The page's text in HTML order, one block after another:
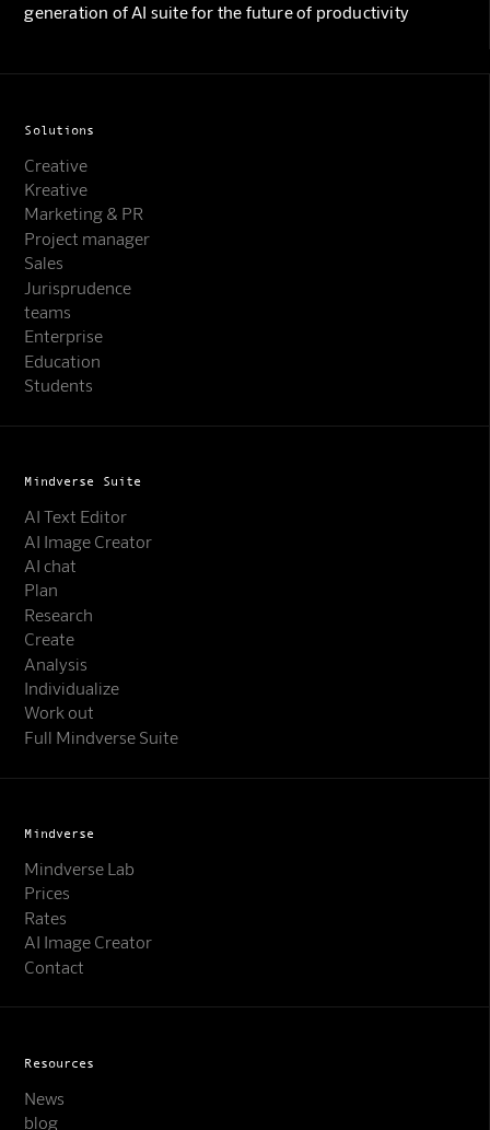
generation of AI suite for the future of productivity
Solutions
Creative
Kreative
Marketing & PR
Project manager
Sales
Jurisprudence
teams
Enterprise
Education
Students
Mindverse Suite
AI Text Editor
AI Image Creator
AI chat
Plan
Research
Create
Analysis
Individualize
Work out
Full Mindverse Suite
Mindverse
Mindverse Lab
Prices
Rates
AI Image Creator
Contact
Resources
News
blog